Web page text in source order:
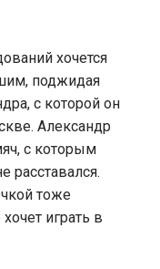
хочется
поджидая
с которой он
Александр
с которым
расставался.
тоже
играть в